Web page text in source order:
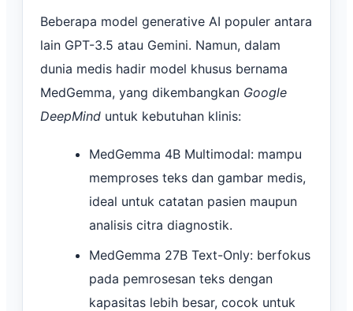
Beberapa model generative AI populer antara
lain GPT-3.5 atau Gemini. Namun, dalam
dunia medis hadir model khusus bernama
MedGemma, yang dikembangkan Google
DeepMind untuk kebutuhan klinis:
MedGemma 4B Multimodal: mampu
memproses teks dan gambar medis,
ideal untuk catatan pasien maupun
analisis citra diagnostik.
MedGemma 27B Text-Only: berfokus
pada pemrosesan teks dengan
kapasitas lebih besar, cocok untuk